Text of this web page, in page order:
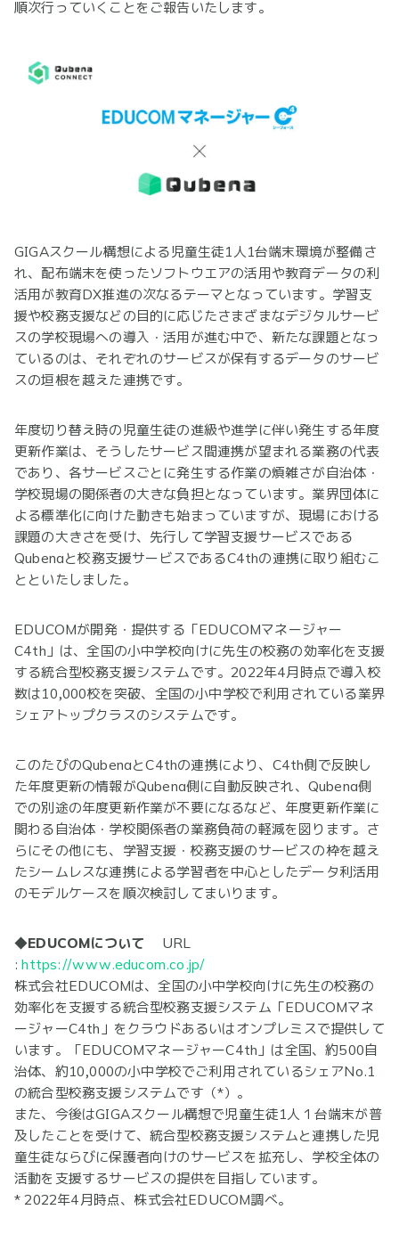
順次行っていくことをご報告いたします。
GIGAスクール構想による児童生徒1人1台端末環境が整備さ
れ、配布端末を使ったソフトウエアの活用や教育データの利
活用が教育DX推進の次なるテーマとなっています。学習支
援や校務支援などの目的に応じたさまざまなデジタルサービ
スの学校現場への導入・活用が進む中で、新たな課題となっ
ているのは、それぞれのサービスが保有するデータのサービ
スの垣根を越えた連携です。
年度切り替え時の児童生徒の進級や進学に伴い発生する年度
更新作業は、そうしたサービス間連携が望まれる業務の代表
であり、各サービスごとに発生する作業の煩雑さが自治体・
学校現場の関係者の大きな負担となっています。業界団体に
よる標準化に向けた動きも始まっていますが、現場における
課題の大きさを受け、先行して学習支援サービスである
Qubenaと校務支援サービスであるC4thの連携に取り組むこ
とといたしました。
EDUCOMが開発・提供する「EDUCOMマネージャー
C4th」は、全国の小中学校向けに先生の校務の効率化を支援
する統合型校務支援システムです。2022年4月時点で導入校
数は10,000校を突破、全国の小中学校で利用されている業界
シェアトップクラスのシステムです。
このたびのQubenaとC4thの連携により、C4th側で反映し
た年度更新の情報がQubena側に自動反映され、Qubena側
での別途の年度更新作業が不要になるなど、年度更新作業に
関わる自治体・学校関係者の業務負荷の軽減を図ります。さ
らにその他にも、学習支援・校務支援のサービスの枠を越え
たシームレスな連携による学習者を中心としたデータ利活用
のモデルケースを順次検討してまいります。
◆EDUCOMについて
URL
: https://www.educom.co.jp/
株式会社EDUCOMは、全国の小中学校向けに先生の校務の
効率化を支援する統合型校務支援システム「EDUCOMマネ
ージャーC4th」をクラウドあるいはオンプレミスで提供して
います。「EDUCOMマネージャーC4th」は全国、約500自
治体、約10,000の小中学校でご利用されているシェアNo.1
の統合型校務支援システムです（*）。
また、今後はGIGAスクール構想で児童生徒1人１台端末が普
及したことを受けて、統合型校務支援システムと連携した児
童生徒ならびに保護者向けのサービスを拡充し、学校全体の
活動を支援するサービスの提供を目指しています。
* 2022年4月時点、株式会社EDUCOM調べ。